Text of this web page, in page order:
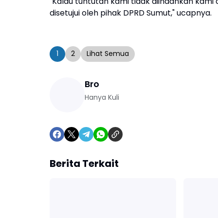
disetujui oleh pihak DPRD Sumut," ucapnya.
1 2 Lihat Semua
Bro
Hanya Kuli
Berita Terkait